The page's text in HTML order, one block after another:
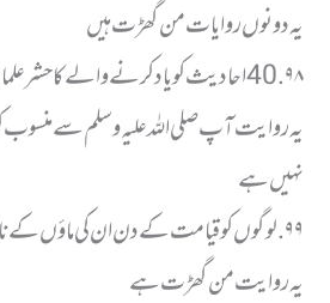
یہ دونوں روایات من گھڑت ہیں
٩٨. 40 احادیث کو یاد کرنے والے کا حشر علماء و انبیاء کے ساتھ ہوگا
یہ روایت آپ صلی اللہ علیہ وسلم سے
نہیں ہے
٩٩. لوگوں کو قیامت کے دن ان کی ماؤں کے نام سے پکارا جائے گا
یہ روایت من گھڑت ہے